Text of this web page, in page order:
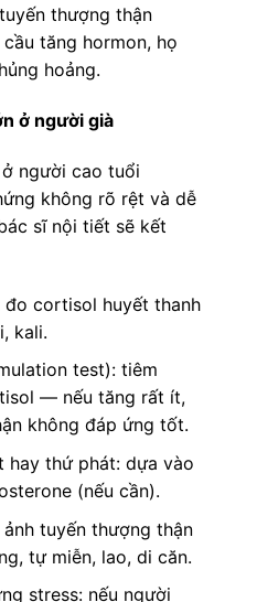
thượng thận
tăng hormon, họ
hoảng.
ở người già
người cao tuổi
không rõ rệt và dễ
sĩ nội tiết sẽ kết
đo cortisol huyết thanh
kali.
test): tiêm
— nếu tăng rất ít,
không đáp ứng tốt.
hay thứ phát: dựa vào
(nếu cần).
tuyến thượng thận
tự miễn, lao, di căn.
stress: nếu người